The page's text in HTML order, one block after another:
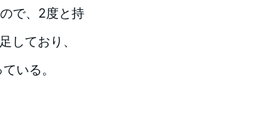
で、2度と持
しており、
いる。